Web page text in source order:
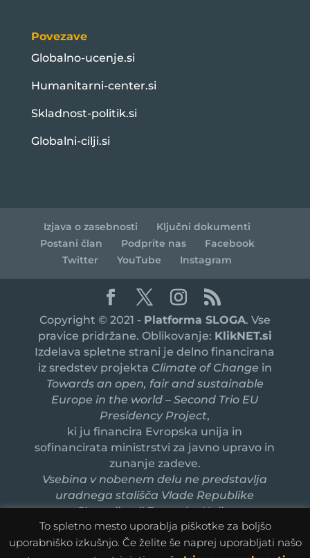
Povezave
Globalno-ucenje.si
Humanitarni-center.si
Skladnost-politik.si
Globalni-cilji.si
Izjava o zasebnosti
Ključni dokumenti
Postani član
Podprite nas
Facebook
Twitter
YouTube Instagram
Copyright © 2021 - Platforma SLOGA. Vse
pravice pridržane. Oblikovanje: KlikNET.si
Izdelava spletne strani je delno financirana
iz sredstev projekta Climate of Change in
Towards an open, fair and sustainable
Europe in the world – Second Trio EU
Presidency Project,
ki ju financira Evropska unija in
sofinancirata ministrstvi za javno upravo in
zunanje zadeve.
Vsebina v nobenem delu ne predstavlja
uradnega stališča Vlade Republike
Slovenije ali Evropske Unije.
To spletno mesto uporablja piškotke za boljšo
uporabniško izkušnjo. Če želite še naprej uporabljati našo